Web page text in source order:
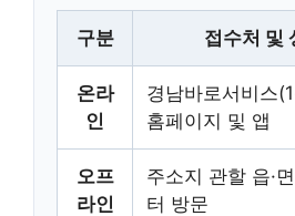
구분 접수처 및
온라
인
경남바로서비스
홈페이지 및 앱
오프
라인
주소지 관할 읍·
터 방문